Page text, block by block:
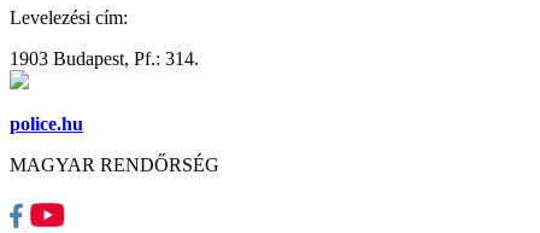
Levelezési cím:
1903 Budapest, Pf.: 314.
police.hu
MAGYAR RENDŐRSÉG